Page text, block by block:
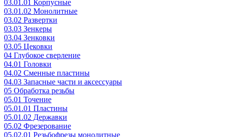
03.01.01 Корпусные
03.01.02 Монолитные
03.02 Развертки
03.03 Зенкеры
03.04 Зенковки
03.05 Цековки
04 Глубокое сверление
04.01 Головки
04.02 Сменные пластины
04.03 Запасные части и аксессуары
05 Обработка резьбы
05.01 Точение
05.01.01 Пластины
05.01.02 Державки
05.02 Фрезерование
05.02.01 Резьбофрезы монолитные